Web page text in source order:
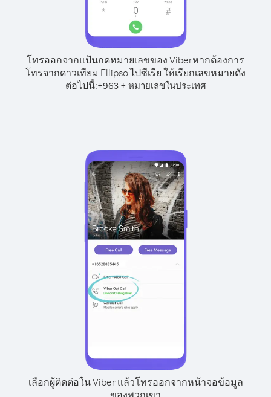
โทรออกจากแป้นกดหมายเลขของ Viberหากต้องการ
โทรจากดาวเทียม Ellipso ไปซีเรีย ให้เรียกเลขหมายดัง
ต่อไปนี้:+963+ หมายเลขในประเทศ
เลือกผู้ติดต่อใน Viber แล้วโทรออกจากหน้าจอข้อมูล
ของพวกเขา